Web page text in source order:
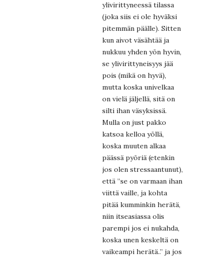
ylivirittyneessä tilassa
(joka siis ei ole hyväksi
pitemmän päälle). Sitten
kun aivot väsähtää ja
nukkuu yhden yön hyvin,
se ylivirittyneisyys jää
pois (mikä on hyvä),
mutta koska univelkaa
on vielä jäljellä, sitä on
silti ihan väsyksissä.
Mulla on just pakko
katsoa kelloa yöllä,
koska muuten alkaa
päässä pyöriä (etenkin
jos olen stressaantunut),
että ”se on varmaan ihan
viittä vaille, ja kohta
pitää kumminkin herätä,
niin itseasiassa olis
parempi jos ei nukahda,
koska unen keskeltä on
vaikeampi herätä..” ja jos